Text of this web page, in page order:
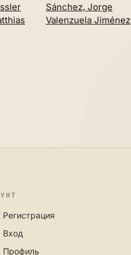
Sánchez, Jorge
Valenzuela Jiménez
Регистрация
Вход
Профиль